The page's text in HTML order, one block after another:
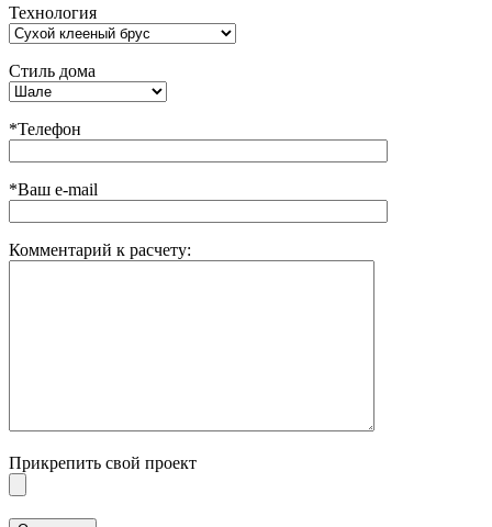
Технология
Стиль дома
*Телефон
*Ваш e-mail
Комментарий к расчету:
Прикрепить свой проект